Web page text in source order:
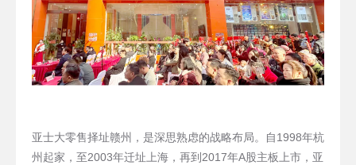
亚士大零售择址赣州，是深思熟虑的战略布局。自1998年杭
州起家，至2003年迁址上海，再到2017年A股主板上市，亚